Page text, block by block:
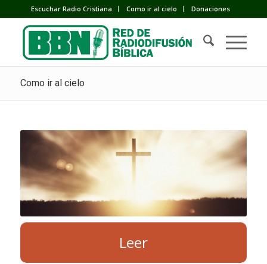
Escuchar Radio Cristiana Como ir al cielo Donaciones
Como ir al cielo
Leer